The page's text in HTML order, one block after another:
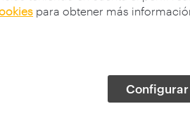
para obtener más
Configurar
Tipoloxía:
España,
Idioma V.O.: Español
Tipo de